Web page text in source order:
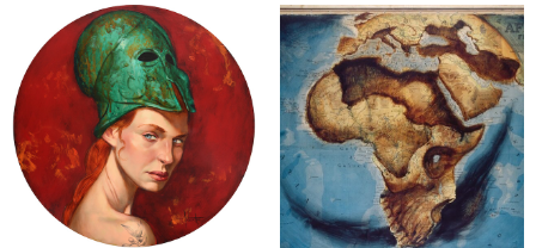
producto
tiene
múltiples
variantes.
Las
opciones
Este
producto
tiene
múltiples
variantes.
Las
opciones
se